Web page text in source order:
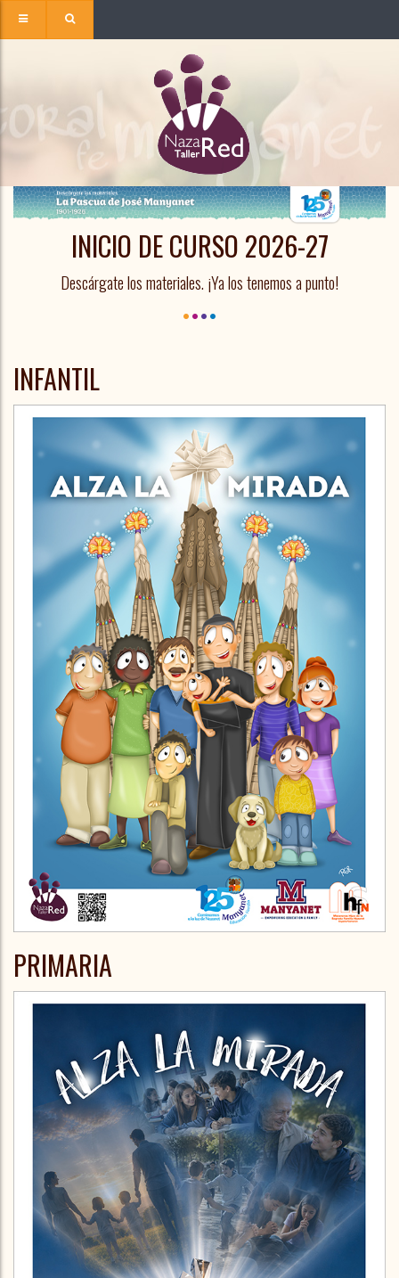
INICIO DE CURSO 2026-27
Descárgate los materiales. ¡Ya los tenemos a punto!
INFANTIL
PRIMARIA